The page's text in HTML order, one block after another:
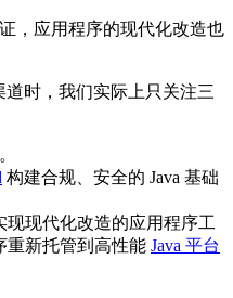
，应用程序的现代化改造也
时，我们实际上只关注三
。
构建合规、安全的 Java 基础
现现代化改造的应用程序工
重新托管到高性能 Java 平台